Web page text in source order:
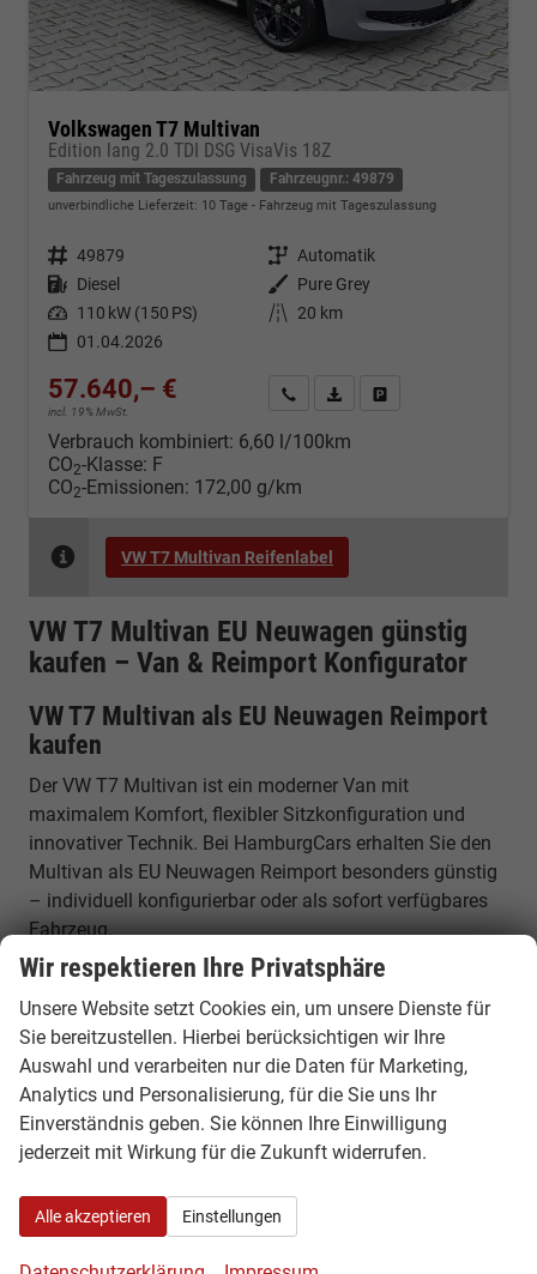
Volkswagen T7 Multivan
Edition lang 2.0 TDI DSG VisaVis 18Z
Fahrzeug mit Tageszulassung Fahrzeugnr.: 49879
unverbindliche Lieferzeit: 10 Tage Fahrzeug mit Tageszulassung
Fahrzeugnr. 49879 Getriebe Automatik
Kraftstoff Diesel Außenfarbe
Pure Grey
Leistung 110 kW (150 PS) Kilometerstand
20 km
01.04.2026
57.640,– €
incl. 19% MwSt.
Kontakt & Angebot anfordern
PDF-Datei, Fahrzeugexposé
Verbrauch kombiniert: 6,60 l/100km
CO2-Klasse: F
CO2-Emissionen: 172,00 g/km
VW T7 Multivan Reifenlabel
VW T7 Multivan EU Neuwagen günstig
kaufen – Van & Reimport Konfigurator
VW T7 Multivan als EU Neuwagen Reimport
kaufen
Der VW T7 Multivan ist ein moderner Van mit
maximalem Komfort, flexibler Sitzkonfiguration und
innovativer Technik. Bei HamburgCars erhalten Sie den
Multivan als EU Neuwagen Reimport besonders günstig
– individuell konfigurierbar oder als sofort verfügbares
Fahrzeug.
VW T7 Multivan Konfigurator –
Neubestellung ab Werk
Nutzen Sie unseren VW Multivan Konfigurator und
stellen Sie Ihr Wunschfahrzeug individuell zusammen.
Wählen Sie Motor, Ausstattung, Sitzkonfiguration und
Optionen nach Ihren Vorstellungen und bestellen Sie
Ihre Vorteile beim VW T7 Multivan Reimport
Wir respektieren Ihre Privatsphäre
Unsere Website setzt Cookies ein, um unsere Dienste für
Sie bereitzustellen. Hierbei berücksichtigen wir Ihre
Auswahl und verarbeiten nur die Daten für Marketing,
Analytics und Personalisierung, für die Sie uns Ihr
Einverständnis geben. Sie können Ihre Einwilligung
jederzeit mit Wirkung für die Zukunft widerrufen.
Alle akzeptieren Einstellungen